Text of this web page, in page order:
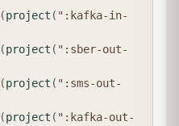
(project ( ":kafka-in-
(project ( ":sber-out-
(project ( ":sms-out-
(project ( ":kafka-out-